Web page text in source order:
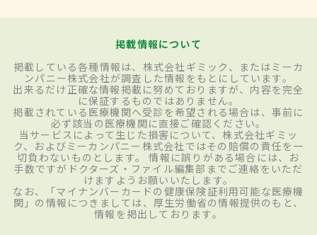
掲載情報について
掲載している各種情報は、株式会社ギミック、またはミーカ
ンパニー株式会社が調査した情報をもとにしています。
出来るだけ正確な情報掲載に努めておりますが、内容を完全
に保証するものではありません。
掲載されている医療機関へ受診を希望される場合は、事前に
必ず該当の医療機関に直接ご確認ください。
当サービスによって生じた損害について、株式会社ギミッ
ク、およびミーカンパニー株式会社ではその賠償の責任を一
切負わないものとします。 情報に誤りがある場合には、お
手数ですがドクターズ・ファイル編集部までご連絡をいただ
けますようお願いいたします。
なお、「マイナンバーカードの健康保険証利用可能な医療機
関」の情報につきましては、厚生労働省の情報提供のもと、
情報を掲出しております。